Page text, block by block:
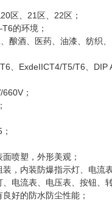
区、21区、22区；
的环境；
酒、医药、油漆、纺织、
ExdeIICT4/T5/T6、DIP
；
喷塑，外形美观；
内装防爆指示灯、电流表
流表、电压表、按钮、转
好的防水防尘性能；